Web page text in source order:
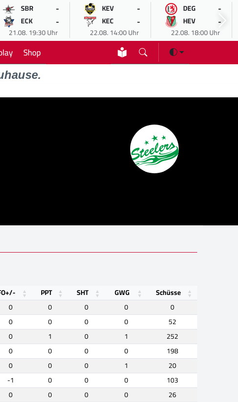
SBR -
ECK -
21.08. 19:30 Uhr
KEV -
KEC -
22.08. 14:00 Uhr
DEG -
HEV -
22.08. 18:00 Uhr
Shop
PPT SHT GWG
Schüsse
0 0 0 0
0
0 0 0 0
52
0 1 0 1
252
0 0 0 0
198
0 0 0 1
20
-1 0 0 0
103
0 0 0 0
26